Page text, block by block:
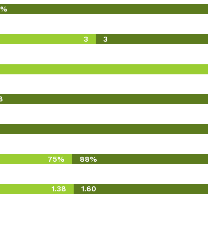
3 3
75% 88%
1.38 1.60